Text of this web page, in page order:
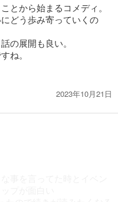
とから始まるコメディ。
どう歩み寄っていくの
の展開も良い。
ね。
2023年10月21日